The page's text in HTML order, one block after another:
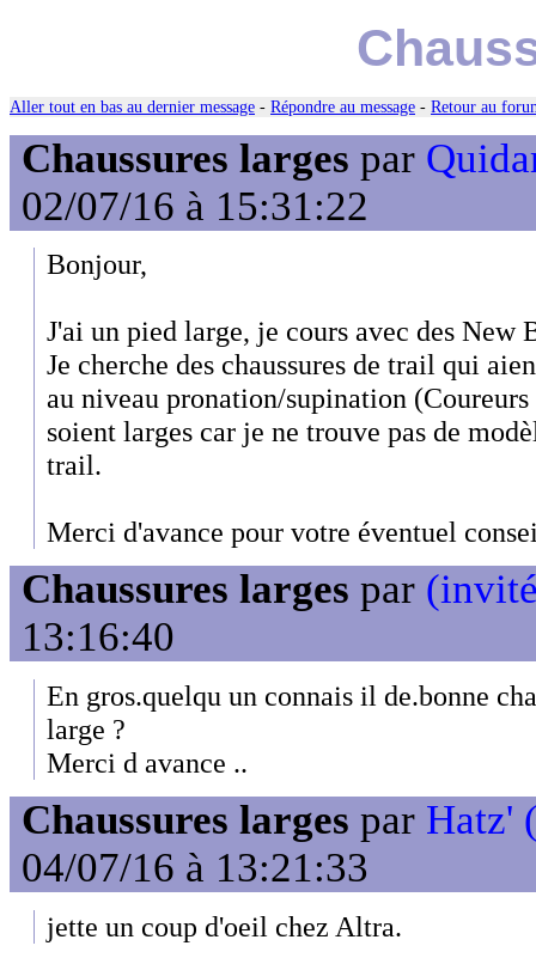
Aller tout en bas au dernier message - Répondre au message - Retour au
Chaussures larges par
02/07/16 à 15:31:22
Bonjour,
J'ai un pied large, je cours avec des New
Je cherche des chaussures de trail qui
au niveau pronation/supination
soient larges car je ne trouve pas de
trail.
Merci d'avance pour votre éventuel
Chaussures larges par
13:16:40
En gros.quelqu un connais il de.bonne
large ?
Merci d avance ..
Chaussures larges par Hatz'
04/07/16 à 13:21:33
jette un coup d'oeil chez Altra.